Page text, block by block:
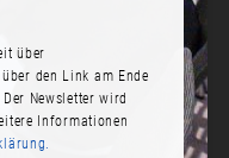
über
den Link am Ende
Newsletter wird
Informationen